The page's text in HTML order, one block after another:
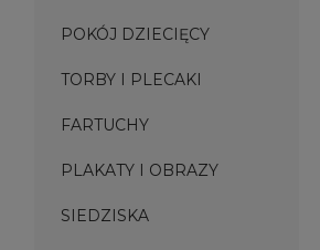
POKÓJ DZIECIĘCY
TORBY I PLECAKI
FARTUCHY
PLAKATY I OBRAZY
SIEDZISKA